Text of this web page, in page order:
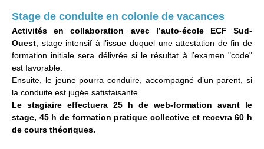
Stage de conduite en colonie de vacances
Activités en collaboration avec l’auto-école ECF Sud-
Ouest, stage intensif à l’issue duquel une attestation de fin de
formation initiale sera délivrée si le résultat à l’examen "code"
est favorable.
Ensuite, le jeune pourra conduire, accompagné d’un parent, si
la conduite est jugée satisfaisante.
Le stagiaire effectuera 25 h de web-formation avant le
stage, 45 h de formation pratique collective et recevra 60 h
de cours théoriques.